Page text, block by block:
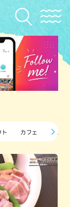
ト カフェ すし・